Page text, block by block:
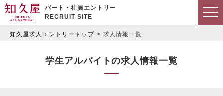
パート・社員エントリー
RECRUIT SITE
知久屋求人エントリートップ 求人情報一覧
学生アルバイトの求人情報一覧